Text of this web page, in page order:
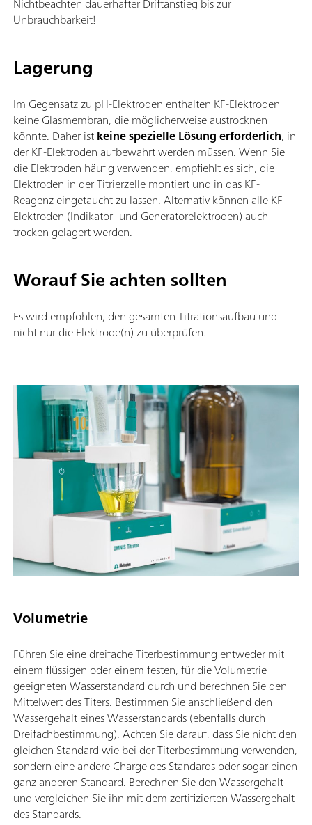
Unbrauchbarkeit!
Lagerung
Im Gegensatz zu pH-Elektroden enthalten KF-Elektroden
keine Glasmembran, die möglicherweise austrocknen
könnte. Daher istkeine spezielle Lösung erforderlich, in
der KF-Elektroden aufbewahrt werden müssen. Wenn Sie
die Elektroden häufig verwenden, empfiehlt es sich, die
Elektroden in der Titrierzelle montiert und in das KF-
Reagenz eingetaucht zu lassen. Alternativ können alle KF-
Elektroden (Indikator- und Generatorelektroden) auch
trocken gelagert werden.
Worauf Sie achten sollten
Es wird empfohlen, den gesamten Titrationsaufbau und
nicht nur die Elektrode(n) zu überprüfen.
Volumetrie
Führen Sie eine dreifache Titerbestimmung entweder mit
einem flüssigen oder einem festen, für die Volumetrie
geeigneten Wasserstandard durch und berechnen Sie den
Mittelwert des Titers. Bestimmen Sie anschließend den
Wassergehalt eines Wasserstandards (ebenfalls durch
Dreifachbestimmung). Achten Sie darauf, dass Sie nicht den
gleichen Standard wie bei der Titerbestimmung verwenden,
sondern eine andere Charge des Standards oder sogar einen
ganz anderen Standard. Berechnen Sie den Wassergehalt
und vergleichen Sie ihn mit dem zertifizierten Wassergehalt
des Standards.